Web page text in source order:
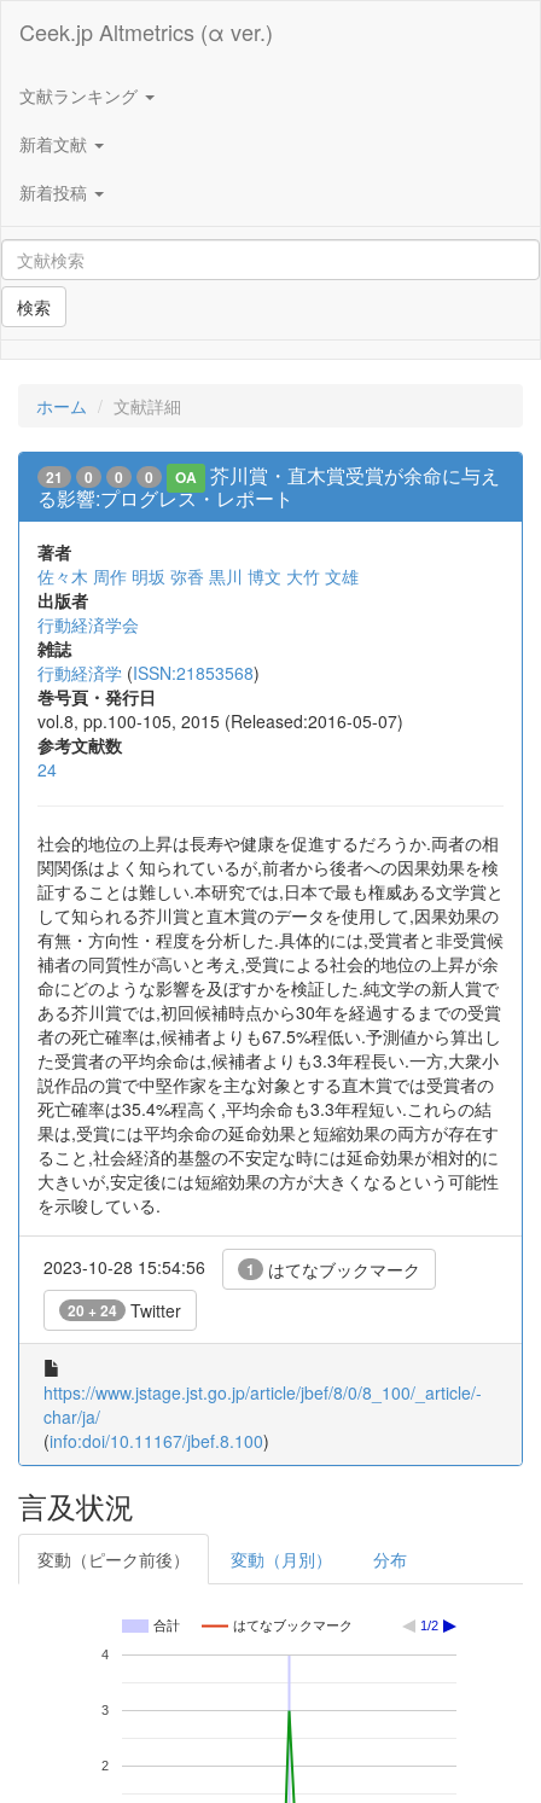
Ceek.jp Altmetrics (α ver.)
文献ランキング
新着文献
新着投稿
検索
ホーム 文献詳細
21 0 0 0 OA
芥川賞・直木賞受賞が余命に与え
る影響:プログレス・レポート
著者
佐々木 周作 明坂 弥香 黒川 博文 大竹 文雄
出版者
行動経済学会
雑誌
行動経済学 (ISSN:21853568)
巻号頁・発行日
vol.8, pp.100-105, 2015 (Released:2016-05-07)
参考文献数
24
社会的地位の上昇は長寿や健康を促進するだろうか.両者の相
関関係はよく知られているが,前者から後者への因果効果を検
証することは難しい.本研究では,日本で最も権威ある文学賞と
して知られる芥川賞と直木賞のデータを使用して,因果効果の
有無・方向性・程度を分析した.具体的には,受賞者と非受賞候
補者の同質性が高いと考え,受賞による社会的地位の上昇が余
命にどのような影響を及ぼすかを検証した.純文学の新人賞で
ある芥川賞では,初回候補時点から30年を経過するまでの受賞
者の死亡確率は,候補者よりも67.5%程低い.予測値から算出し
た受賞者の平均余命は,候補者よりも3.3年程長い.一方,大衆小
説作品の賞で中堅作家を主な対象とする直木賞では受賞者の
死亡確率は35.4%程高く,平均余命も3.3年程短い.これらの結
果は,受賞には平均余命の延命効果と短縮効果の両方が存在す
ること,社会経済的基盤の不安定な時には延命効果が相対的に
大きいが,安定後には短縮効果の方が大きくなるという可能性
を示唆している.
2023-10-28 15:54:56 1 はてなブックマーク
20 + 24 Twitter
https://www.jstage.jst.go.jp/article/jbef/8/0/8_100/_article/-
char/ja/
(info:doi/10.11167/jbef.8.100)
言及状況
変動（ピーク前後） 変動（月別） 分布
合計 はてなブックマーク 1/2
2
3
4